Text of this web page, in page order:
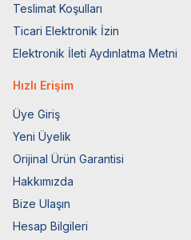
Teslimat Koşulları
Ticari Elektronik İzin
Elektronik İleti Aydınlatma Metni
Hızlı Erişim
Üye Giriş
Yeni Üyelik
Orijinal Ürün Garantisi
Hakkımızda
Bize Ulaşın
Hesap Bilgileri